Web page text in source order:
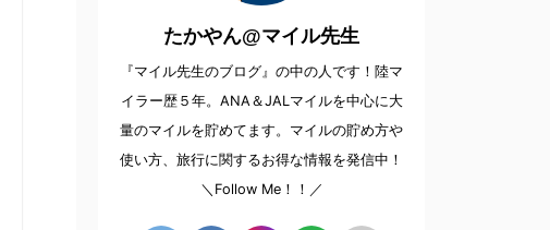
たかやん@マイル先生
『マイル先生のブログ』の中の人です！陸マ
イラー歴５年。ANA＆JALマイルを中心に大
量のマイルを貯めてます。マイルの貯め方や
使い方、旅行に関するお得な情報を発信中！
＼Follow Me！！／